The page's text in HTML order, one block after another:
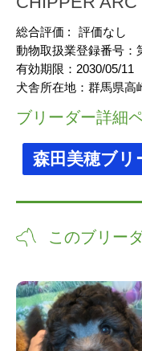
総合評価 :
評価なし
動物取扱業登録番号：
有効期限： 2030/05/11
犬舎所在地： 群馬県高
ブリーダー詳細
森田美穂ブリ
このブリー